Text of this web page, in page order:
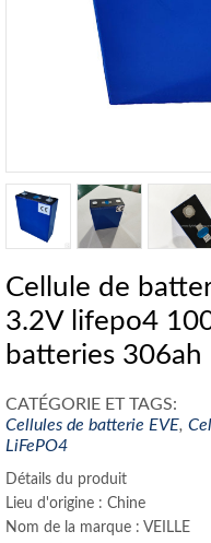
Cellule de
3.2V lifepo4
batteries 306ah
CATÉGORIE ET ​​TAGS:
Cellules de batterie EVE,
LiFePO4
Détails du produit
Lieu d'origine : Chine
Nom de la marque : VEILLE